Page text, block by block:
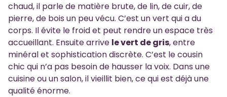
chaud, il parle de matière brute, de lin, de cuir, de
pierre, de bois un peu vécu. C’est un vert qui a du
corps. Il évite le froid et peut rendre un espace très
accueillant. Ensuite arrive le vert de gris, entre
minéral et sophistication discrète. C’est le cousin
chic qui n’a pas besoin de hausser la voix. Dans une
cuisine ou un salon, il vieillit bien, ce qui est déjà une
qualité énorme.